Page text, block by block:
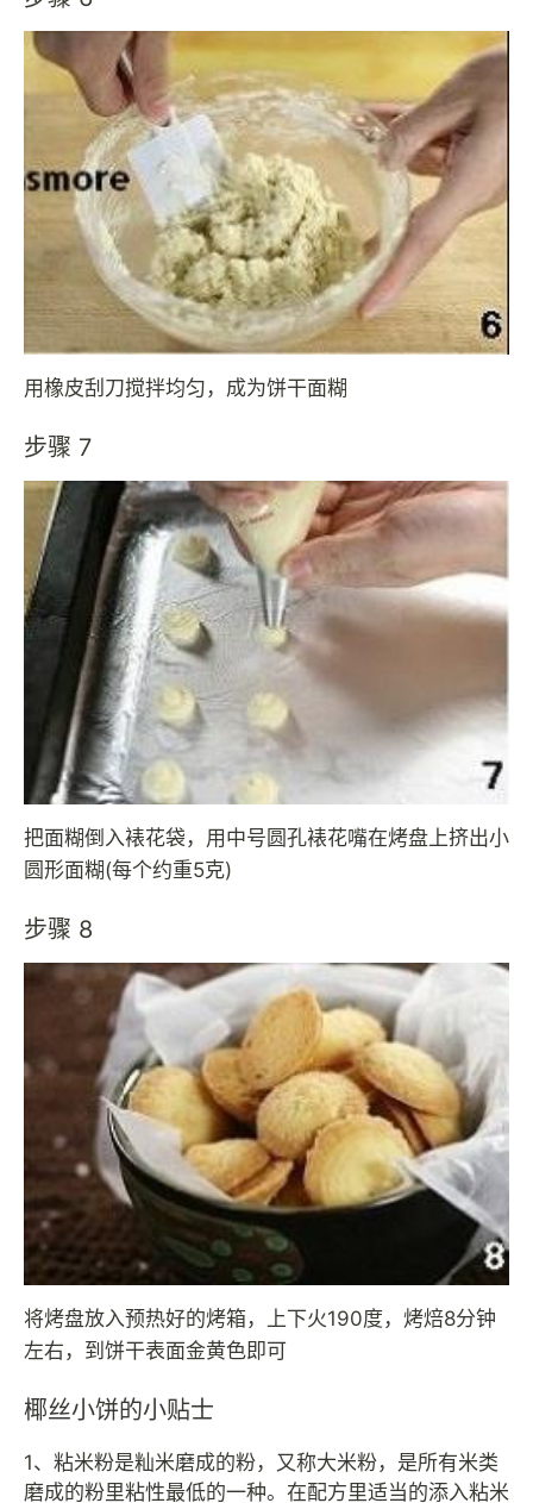
用橡皮刮刀搅拌均匀，成为饼干面糊
步骤 7
把面糊倒入裱花袋，用中号圆孔裱花嘴在烤盘上挤出小
圆形面糊(每个约重5克)
步骤 8
将烤盘放入预热好的烤箱，上下火190度，烤焙8分钟
左右，到饼干表面金黄色即可
椰丝小饼的小贴士
1、粘米粉是籼米磨成的粉，又称大米粉，是所有米类
磨成的粉里粘性最低的一种。在配方里适当的添入粘米